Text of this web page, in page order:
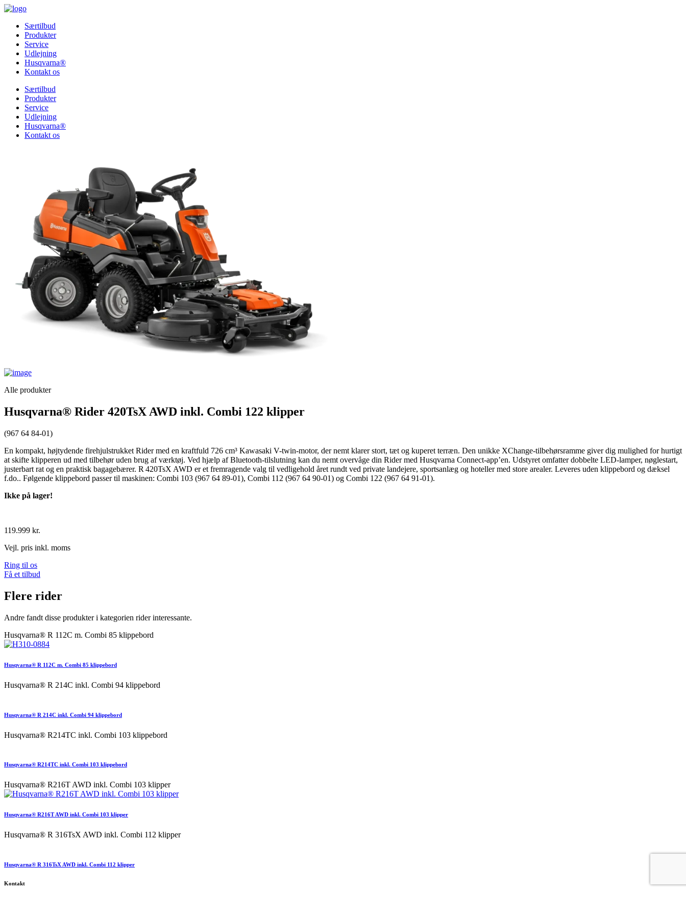
Særtilbud
Produkter
Service
Udlejning
Husqvarna®
Kontakt os
Særtilbud
Produkter
Service
Udlejning
Husqvarna®
Kontakt os
Alle produkter
Husqvarna® Rider 420TsX AWD inkl. Combi 122 klipper
(967 64 84-01)
En kompakt, højtydende firehjulstrukket Rider med en kraftfuld 726 cm³ Kawasaki V-twin-motor, der nemt klarer stort, tæt og kuperet terræn. Den unikke XChange-tilbehørsramme giver dig mulighed for hurtigt
at skifte klipperen ud med tilbehør uden brug af værktøj. Ved hjælp af Bluetooth-tilslutning kan du nemt overvåge din Rider med Husqvarna Connect-app’en. Udstyret omfatter dobbelte LED-lamper, nøglestart,
justerbart rat og en praktisk bagagebærer. R 420TsX AWD er et fremragende valg til vedligehold året rundt ved private landejere, sportsanlæg og hoteller med store arealer. Leveres uden klippebord og dæksel
f.do.. Følgende klippebord passer til maskinen: Combi 103 (967 64 89-01), Combi 112 (967 64 90-01) og Combi 122 (967 64 91-01).
Ikke på lager!
119.999 kr.
Vejl. pris inkl. moms
Ring til os
Få et tilbud
Flere rider
Andre fandt disse produkter i kategorien rider interessante.
Husqvarna® R 112C m. Combi 85 klippebord
Husqvarna® R 112C m. Combi 85 klippebord
Husqvarna® R 214C inkl. Combi 94 klippebord
Husqvarna® R 214C inkl. Combi 94 klippebord
Husqvarna® R214TC inkl. Combi 103 klippebord
Husqvarna® R214TC inkl. Combi 103 klippebord
Husqvarna® R216T AWD inkl. Combi 103 klipper
Husqvarna® R216T AWD inkl. Combi 103 klipper
Husqvarna® R 316TsX AWD inkl. Combi 112 klipper
Husqvarna® R 316TsX AWD inkl. Combi 112 klipper
Kontakt